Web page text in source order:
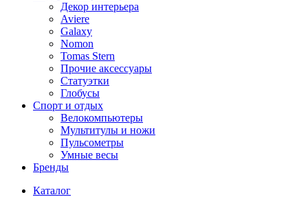
Декор интерьера
Aviere
Galaxy
Nomon
Tomas Stern
Прочие аксессуары
Статуэтки
Глобусы
Спорт и отдых
Велокомпьютеры
Мультитулы и ножи
Пульсометры
Умные весы
Бренды
Каталог